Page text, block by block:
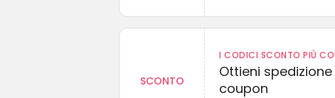
SCONTO
I CODICI SCONTO PIÙ
Ottieni
coupon